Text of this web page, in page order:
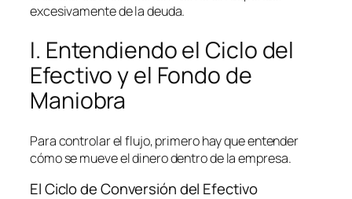
excesivamente de la deuda.
I. Entendiendo el Ciclo del
Efectivo y el Fondo de
Maniobra
Para controlar el flujo, primero hay que entender
cómo se mueve el dinero dentro de la empresa.
El Ciclo de Conversión del Efectivo